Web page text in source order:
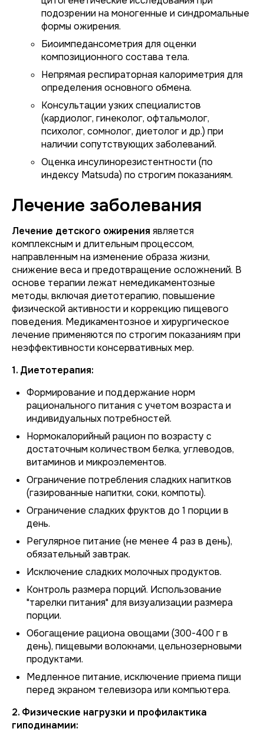
подозрении на моногенные и синдромальные
формы ожирения.
Биоимпедансометрия для оценки
композиционного состава тела.
Непрямая респираторная калориметрия для
определения основного обмена.
Консультации узких специалистов
(кардиолог, гинеколог, офтальмолог,
психолог, сомнолог, диетолог и др.) при
наличии сопутствующих заболеваний.
Оценка инсулинорезистентности (по
индексу Matsuda) по строгим показаниям.
Лечение заболевания
Лечение детского ожирения является
комплексным и длительным процессом,
направленным на изменение образа жизни,
снижение веса и предотвращение осложнений. В
основе терапии лежат немедикаментозные
методы, включая диетотерапию, повышение
физической активности и коррекцию пищевого
поведения. Медикаментозное и хирургическое
лечение применяются по строгим показаниям при
неэффективности консервативных мер.
1. Диетотерапия:
Формирование и поддержание норм
рационального питания с учетом возраста и
индивидуальных потребностей.
Нормокалорийный рацион по возрасту с
достаточным количеством белка, углеводов,
витаминов и микроэлементов.
Ограничение потребления сладких напитков
(газированные напитки, соки, компоты).
Ограничение сладких фруктов до 1 порции в
день.
Регулярное питание (не менее 4 раз в день),
обязательный завтрак.
Исключение сладких молочных продуктов.
Контроль размера порций. Использование
"тарелки питания" для визуализации размера
порции.
Обогащение рациона овощами (300-400 г в
день), пищевыми волокнами, цельнозерновыми
продуктами.
Медленное питание, исключение приема пищи
перед экраном телевизора или компьютера.
2. Физические нагрузки и профилактика
гиподинамии: